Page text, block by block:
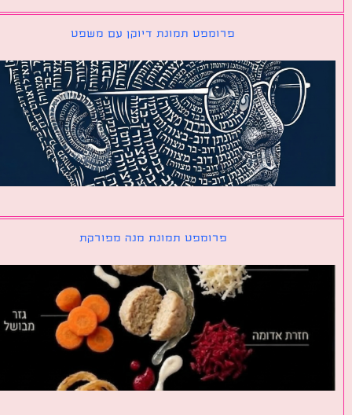
פרומפט תמונת דיוקן עם משפט
פרומפט תמונת מנה מפורקת